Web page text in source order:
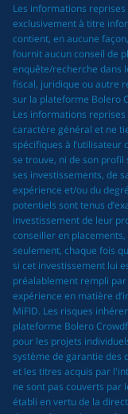
Les informations
exclusivement à titre
contient, en aucune
fournit aucun conseil de
enquête/recherche dans
fiscal, juridique ou autre
sur la plateforme Bolero
Les informations
caractère général et ne
spécifiques à l’utilisateur
se trouve, ni de son profil
ses investissements, de
expérience et/ou du
potentiels sont tenus
investissement de leur
conseiller en
seulement, chaque fois
si cet investissement lui
préalablement rempli
expérience en matière
MiFID. Les risques
plateforme Bolero
pour les projets
système de garantie des
et les titres acquis par
ne sont pas couverts par
établi en vertu de la